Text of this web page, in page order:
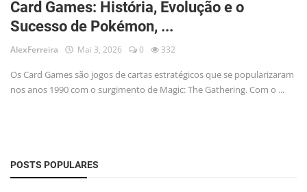
Musica
Contato
Contribua
Card Games: História, Evolução e o
Sucesso de Pokémon, ...
AlexFerreira Mai 3, 2026 0 332
Os Card Games são jogos de cartas estratégicos que se popularizaram
nos anos 1990 com o surgimento de Magic: The Gathering. Com o ...
POSTS POPULARES